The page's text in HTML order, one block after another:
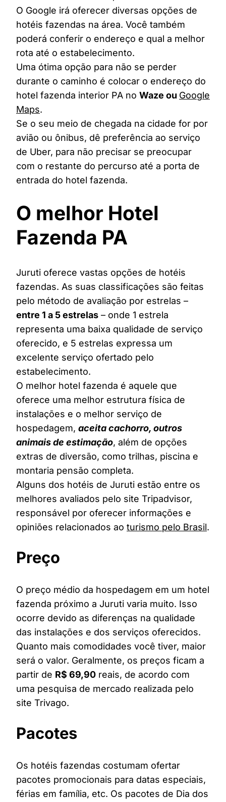
O Google irá oferecer diversas opções de
hotéis fazendas na área. Você também
poderá conferir o endereço e qual a melhor
rota até o estabelecimento.
Uma ótima opção para não se perder
durante o caminho é colocar o endereço do
hotel fazenda interior PA no Waze ou Google
Maps.
Se o seu meio de chegada na cidade for por
avião ou ônibus, dê preferência ao serviço
de Uber, para não precisar se preocupar
com o restante do percurso até a porta de
entrada do hotel fazenda.
O melhor Hotel
Fazenda PA
Juruti oferece vastas opções de hotéis
fazendas. As suas classificações são feitas
pelo método de avaliação por estrelas –
entre 1 a 5 estrelas – onde 1 estrela
representa uma baixa qualidade de serviço
oferecido, e 5 estrelas expressa um
excelente serviço ofertado pelo
estabelecimento.
O melhor hotel fazenda é aquele que
oferece uma melhor estrutura física de
instalações e o melhor serviço de
hospedagem, aceita cachorro, outros
animais de estimação, além de opções
extras de diversão, como trilhas, piscina e
montaria pensão completa.
Alguns dos hotéis de Juruti estão entre os
melhores avaliados pelo site Tripadvisor,
responsável por oferecer informações e
opiniões relacionados ao turismo pelo Brasil.
Preço
O preço médio da hospedagem em um hotel
fazenda próximo a Juruti varia muito. Isso
ocorre devido as diferenças na qualidade
das instalações e dos serviços oferecidos.
Quanto mais comodidades você tiver, maior
será o valor. Geralmente, os preços ficam a
partir de R$ 69,90 reais, de acordo com
uma pesquisa de mercado realizada pelo
site Trivago.
Pacotes
Os hotéis fazendas costumam ofertar
pacotes promocionais para datas especiais,
férias em família, etc. Os pacotes de Dia dos